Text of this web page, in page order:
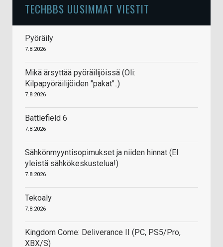
TECHBBS UUSIMMAT VIESTIT
Pyöräily
7.8.2026
Mikä ärsyttää pyöräilijöissä (Oli:
Kilpapyöräilijöiden "pakat"..)
7.8.2026
Battlefield 6
7.8.2026
Sähkönmyyntisopimukset ja niiden hinnat (EI
yleistä sähkökeskustelua!)
7.8.2026
Tekoäly
7.8.2026
Kingdom Come: Deliverance II (PC, PS5/Pro,
XBX/S)